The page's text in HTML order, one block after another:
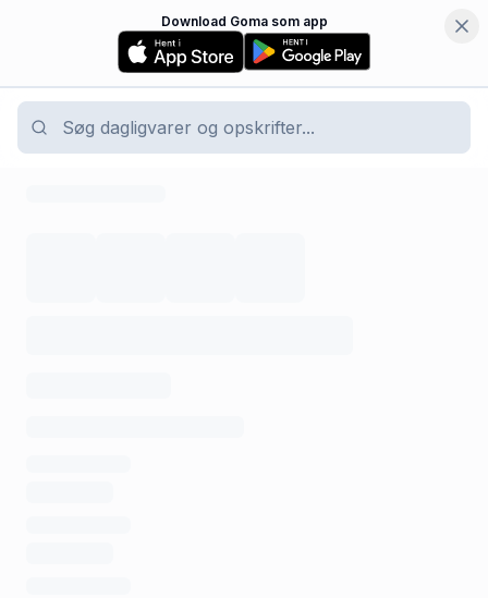
Download Goma som app